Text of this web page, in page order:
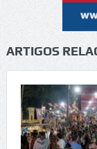
ARTIGOS